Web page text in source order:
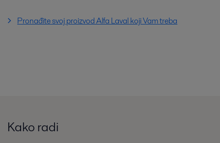
Pronađite svoj proizvod Alfa Laval koji Vam treba
Kako radi